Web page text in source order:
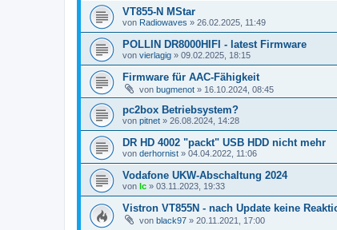
VT855-N MStar
von Radiowaves » 26.02.2025, 11:49
POLLIN DR8000HIFI - latest Firmware
von vierlagig » 09.02.2025, 18:15
Firmware für AAC-Fähigkeit
von bugmenot » 16.10.2024, 08:45
pc2box Betriebsystem?
von pitnet » 26.08.2024, 14:28
DR HD 4002 "packt" USB HDD nicht mehr
von derhornist » 04.04.2022, 11:06
Vodafone UKW-Abschaltung 2024
von lc » 03.11.2023, 19:33
Vistron VT855N - nach Update keine
von black97 » 20.11.2021, 17:00